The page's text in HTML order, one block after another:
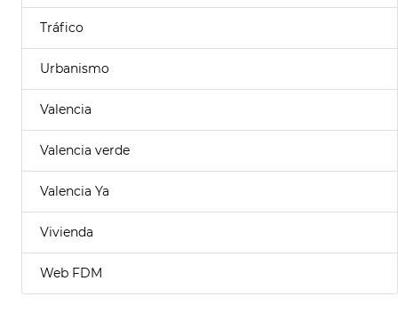
Tráfico
Urbanismo
Valencia
Valencia verde
Valencia Ya
Vivienda
Web FDM